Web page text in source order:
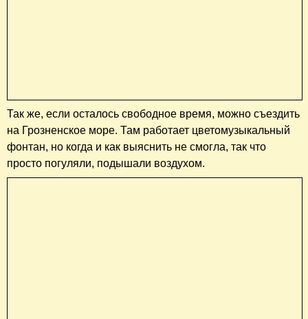
Так же, если осталось свободное время, можно съездить
на Грозненское море. Там работает цветомузыкальный
фонтан, но когда и как выяснить не смогла, так что
просто погуляли, подышали воздухом.